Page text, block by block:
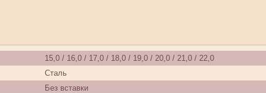
15,0 / 16,0 / 17,0 / 18,0 / 19,0 / 20,0 / 21,0 / 22,0
Сталь
Без вставки